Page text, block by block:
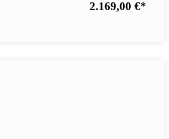
2.169,00 €*